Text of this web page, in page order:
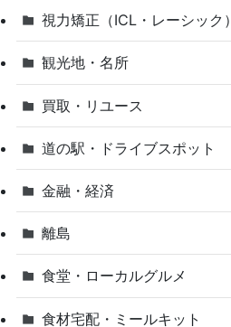
視力矯正（ICL・レーシック）
観光地・名所
買取・リユース
道の駅・ドライブスポット
金融・経済
離島
食堂・ローカルグルメ
食材宅配・ミールキット